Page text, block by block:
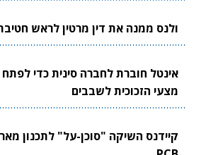
ולנס ממנה את דין מרטין לראש
אינטל חוברת לחברה סינית כדי
מצעי הזכוכית לשבבים
קיידנס השיקה "סוכן-על" לתכנון